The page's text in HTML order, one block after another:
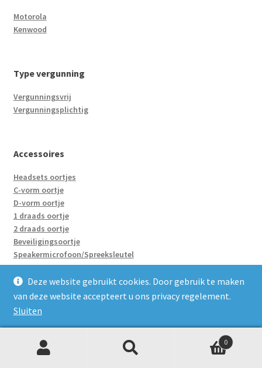
Motorola
Kenwood
Type vergunning
Vergunningsvrij
Vergunningsplichtig
Accessoires
Headsets oortjes
C-vorm oortje
D-vorm oortje
1 draads oortje
2 draads oortje
Beveiligingsoortje
Speakermicrofoon/Spreeksleutel
Accu’s
Holster
Enkelvoudige laders
Groepsladers
Adapter/Verloopje
0
Deze website gebruikt cookies. Door gebruik te maken
van deze website accepteert u ons privacy regelement.
Sluiten